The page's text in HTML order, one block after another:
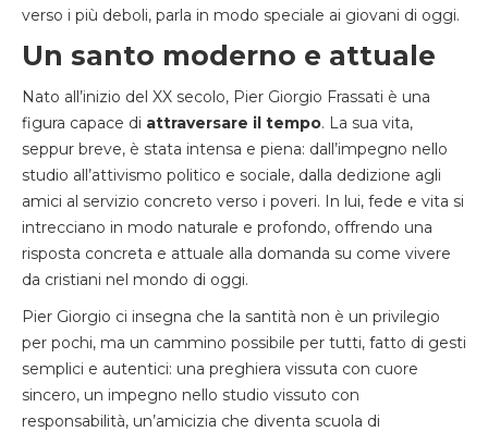
verso i più deboli, parla in modo speciale ai giovani di oggi.
Un santo moderno e attuale
Nato all’inizio del XX secolo, Pier Giorgio Frassati è una
figura capace di attraversare il tempo. La sua vita,
seppur breve, è stata intensa e piena: dall’impegno nello
studio all’attivismo politico e sociale, dalla dedizione agli
amici al servizio concreto verso i poveri. In lui, fede e vita si
intrecciano in modo naturale e profondo, offrendo una
risposta concreta e attuale alla domanda su come vivere
da cristiani nel mondo di oggi.
Pier Giorgio ci insegna che la santità non è un privilegio
per pochi, ma un cammino possibile per tutti, fatto di gesti
semplici e autentici: una preghiera vissuta con cuore
sincero, un impegno nello studio vissuto con
responsabilità, un’amicizia che diventa scuola di